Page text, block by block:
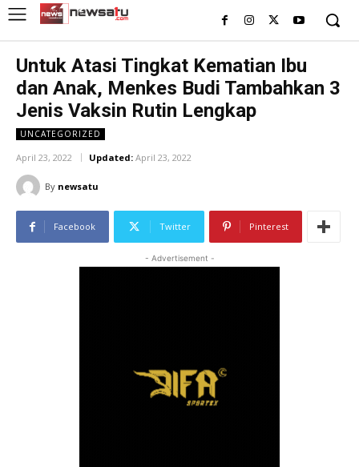
Untuk Atasi Tingkat Kematian Ibu
dan Anak, Menkes Budi Tambahkan 3
Jenis Vaksin Rutin Lengkap
UNCATEGORIZED
April 23, 2022 Updated: April 23, 2022
By newsatu
Facebook Twitter Pinterest
- Advertisement -